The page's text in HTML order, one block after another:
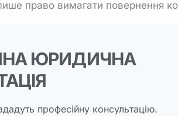
право вимагати повернення
ЮРИДИЧНА
професійну консультацію.